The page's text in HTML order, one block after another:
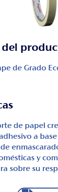
del
de Grado
de papel
a
y
sobre su